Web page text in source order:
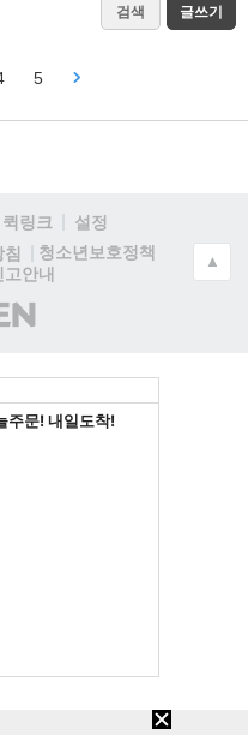
검색 글쓰기
5
퀵링크
설정
청소년보호정책
안내
▲